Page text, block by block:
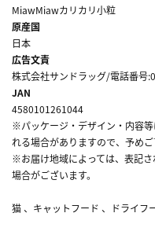
MiawMiawカリカリ小粒
原産国
日本
広告文責
株式会社サンドラッグ/電話番号
JAN
4580101261044
※パッケージ・デザイン・内容
れる場合がありますので、予めご
※お届け地域によっては、表記
場合がございます。
猫 、キャットフード 、ドライフ